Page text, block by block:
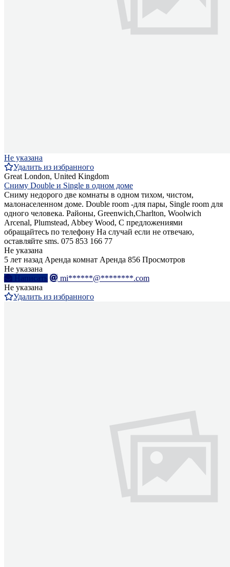
Не указана
Удалить из избранного
Great London, United Kingdom
Сниму Double и Single в одном доме
Сниму недорого две комнаты в одном тихом, чистом,
малонаселенном доме. Double room -для пары, Single room для
одного человека. Районы, Greenwich,Charlton, Woolwich
Arcenal, Plumstead, Abbey Wood, С предложениями
обращайтесь по телефону На случай если не отвечаю,
оставляйте sms. 075 853 166 77
Не указана
5 лет назад Аренда комнат Аренда 856 Просмотров
Не указана
Написать
mi******@********.com
Не указана
Удалить из избранного